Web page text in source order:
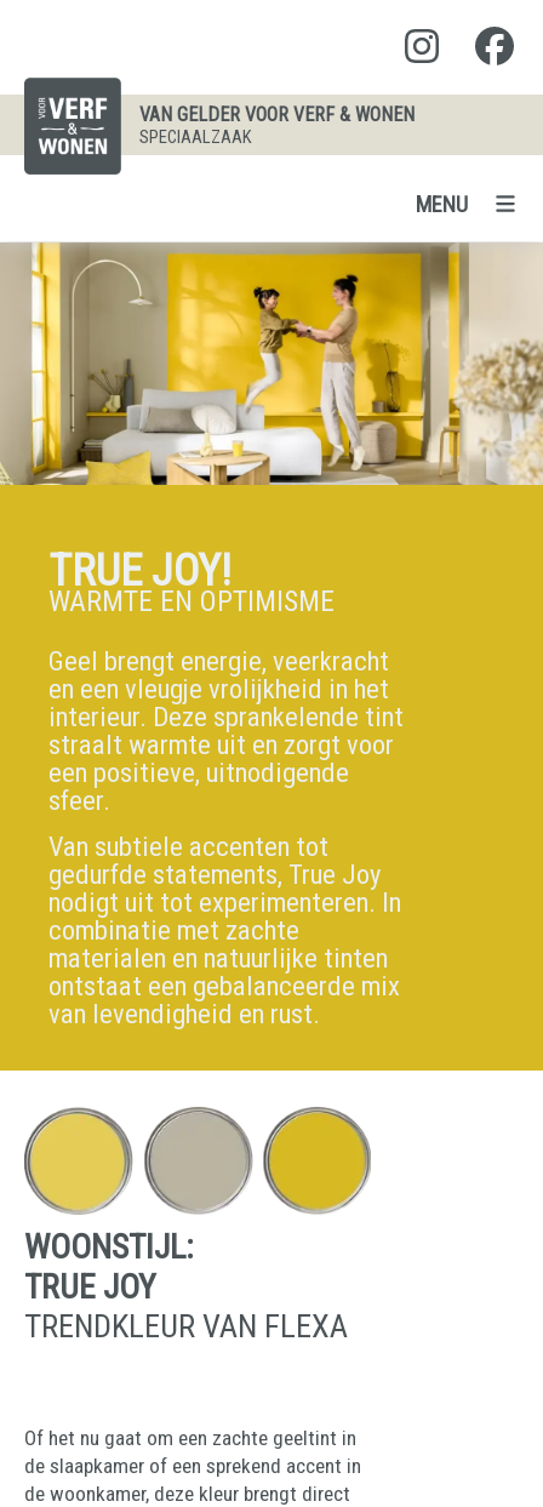
VAN GELDER VOOR VERF & WONEN
SPECIAALZAAK
MENU
TRUE JOY!
WARMTE EN OPTIMISME
Geel brengt energie, veerkracht
en een vleugje vrolijkheid in het
interieur. Deze sprankelende tint
straalt warmte uit en zorgt voor
een positieve, uitnodigende
sfeer.
Van subtiele accenten tot
gedurfde statements, True Joy
nodigt uit tot experimenteren. In
combinatie met zachte
materialen en natuurlijke tinten
ontstaat een gebalanceerde mix
van levendigheid en rust.
WOONSTIJL:
TRUE JOY
TRENDKLEUR VAN FLEXA
Of het nu gaat om een zachte geeltint in
de slaapkamer of een sprekend accent in
de woonkamer, deze kleur brengt direct